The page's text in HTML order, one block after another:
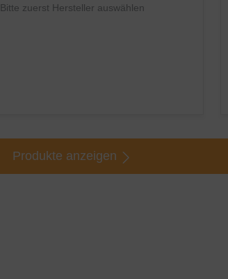
Bitte zuerst Hersteller auswählen
Produkte anzeigen